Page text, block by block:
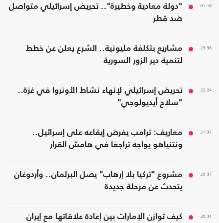
01:16
"دولة معادية وخطيرة".. تحريض إسرائيلي متواصل
ضد قطر
23:36
مشاريع بتكلفة مليونية.. الشرع يعلن عن خطط
لتنمية دير الزور السورية
22:24
تحريض إسرائيلي لإنهاء نشاط الأونروا في غزة..
"سلاح أيديولوجي"
21:37
معاريف: ترامب يفرض إيقاعه على إسرائيل..
ونتنياهو يواجه تراجعًا في هامش القرار
20:37
مشروع "تركيا بلا إرهاب" يصل البرلمان.. وأردوغان
يتحدث عن مرحلة جديدة
20:31
كيف توازن الإمارات بين إعادة علاقاتها مع إيران